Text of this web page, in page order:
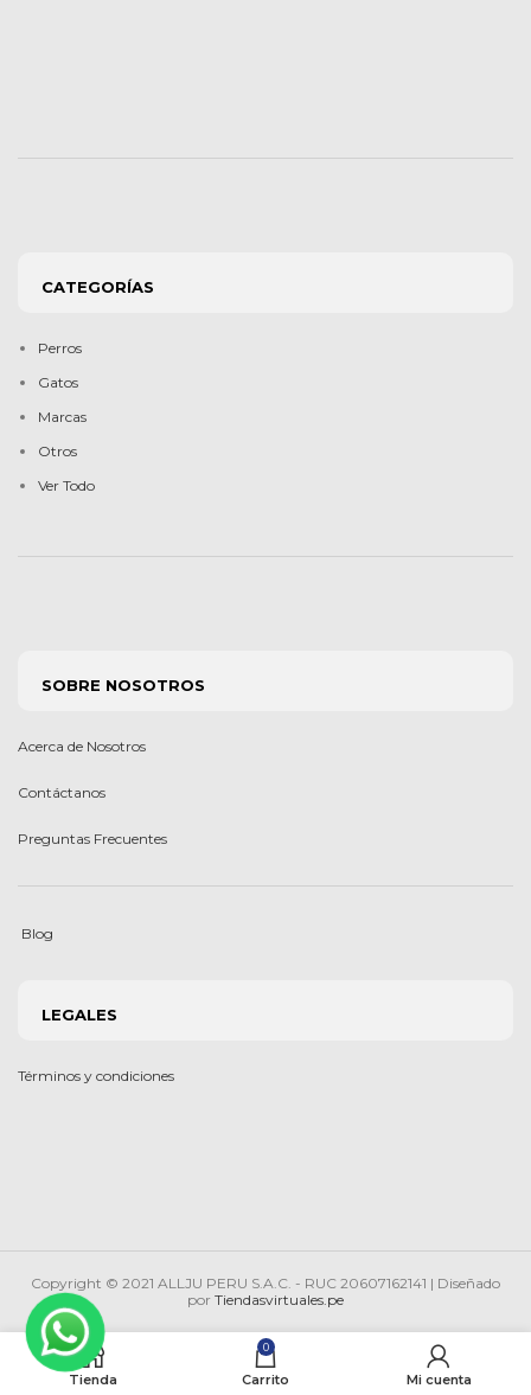
CATEGORÍAS
Perros
Gatos
Marcas
Otros
Ver Todo
SOBRE NOSOTROS
Acerca de Nosotros
Contáctanos
Preguntas Frecuentes
Blog
LEGALES
Términos y condiciones
Copyright © 2021 ALLJU PERU S.A.C. - RUC 20607162141 | Diseñado
por Tiendasvirtuales.pe
Tienda
0
Carrito Mi cuenta